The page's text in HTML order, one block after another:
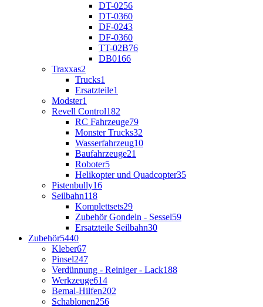
DT-0256
DT-0360
DF-0243
DF-0360
TT-02B76
DB0166
Traxxas2
Trucks1
Ersatzteile1
Modster1
Revell Control182
RC Fahrzeuge79
Monster Trucks32
Wasserfahrzeug10
Baufahrzeuge21
Roboter5
Helikopter und Quadcopter35
Pistenbully16
Seilbahn118
Komplettsets29
Zubehör Gondeln - Sessel59
Ersatzteile Seilbahn30
Zubehör5440
Kleber67
Pinsel247
Verdünnung - Reiniger - Lack188
Werkzeuge614
Bemal-Hilfen202
Schablonen256